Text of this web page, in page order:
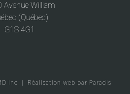
Avenue William
(Québec)
G1S 4G1
Inc | Réalisation web par Paradis